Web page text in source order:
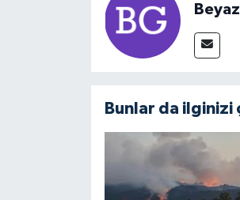
Bunlar da ilginizi